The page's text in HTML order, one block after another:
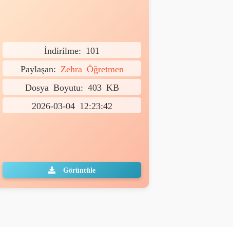
İndirilme: 101
Paylaşan: Zehra Öğretmen
Dosya Boyutu: 403 KB
2026-03-04 12:23:42
Görüntüle